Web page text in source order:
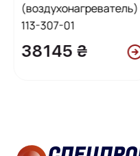
(воздухонагреватель)
113-307-01
38145 ₴